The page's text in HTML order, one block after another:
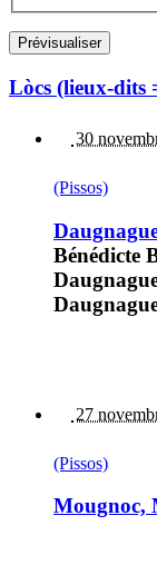
Lòcs (lieux-dits
30
(Pissos)
Bénédicte
27
(Pissos)
Mougnoc,